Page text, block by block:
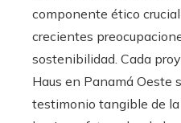
componente ético
crecientes
sostenibilidad. Cada
Haus en Panamá Oeste
testimonio tangible de